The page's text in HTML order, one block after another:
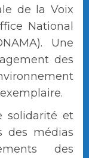
de la Voix
National
Une
des
solidarité et
des médias
des